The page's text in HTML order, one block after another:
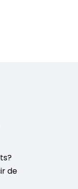
de